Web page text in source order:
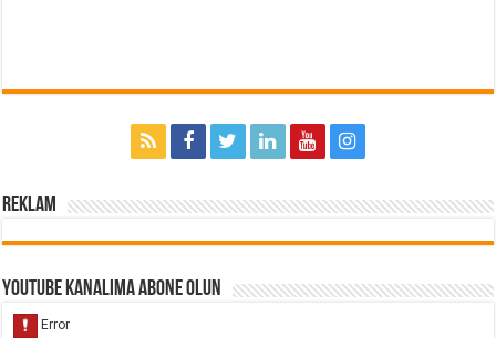
Reklam
Youtube Kanalıma Abone Olun